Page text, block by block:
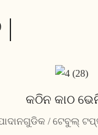
କଠିନ କାଠ
/ ଟେବୁଲ୍